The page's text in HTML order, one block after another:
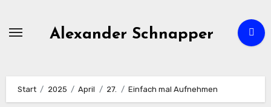
Alexander Schnapper
Start 2025 April 27. Einfach mal Aufnehmen